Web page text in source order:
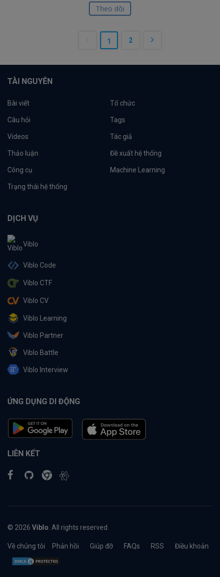
Theo dõi
1 2
TÀI NGUYÊN
Bài viết Tổ chức
Câu hỏi Tags
Videos Tác giả
Thảo luận Đề xuất hệ thống
Công cụ Machine Learning
Trạng thái hệ thống
DỊCH VỤ
Viblo
Viblo Code
Viblo CTF
Viblo CV
Viblo Learning
Viblo Partner
Viblo Battle
Viblo Interview
ỨNG DỤNG DI ĐỘNG
LIÊN KẾT
© 2026 Viblo . All rights reserved.
Về chúng tôi Phản hồi Giúp đỡ FAQs RSS Điều khoản